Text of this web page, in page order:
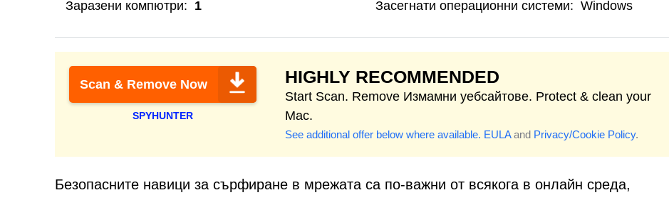
Заразени компютри: 1
Засегнати операционни системи: Windows
Scan & Remove Now
SPYHUNTER
HIGHLY RECOMMENDED
Start Scan. Remove Измамни уебсайтове. Protect & clean your
Mac.
See additional offer below where available. EULAand Privacy/Cookie Policy.
Безопасните навици за сърфиране в мрежата са по-важни от всякога в онлайн среда,